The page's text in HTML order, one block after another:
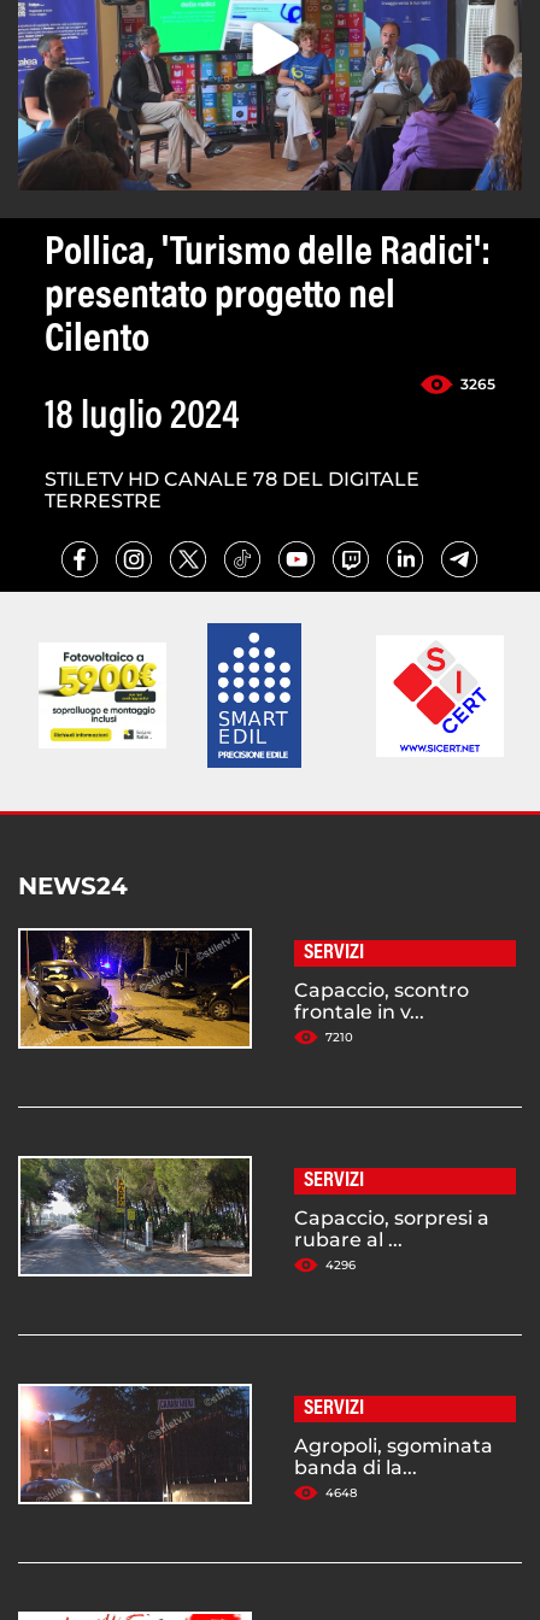
Pollica, 'Turismo delle Radici':
presentato progetto nel
Cilento
3265
18 luglio 2024
STILETV HD CANALE 78 DEL DIGITALE
TERRESTRE
NEWS24
SERVIZI
Capaccio, scontro
frontale in v...
7210
SERVIZI
Capaccio, sorpresi a
rubare al ...
4296
SERVIZI
Agropoli, sgominata
banda di la...
4648